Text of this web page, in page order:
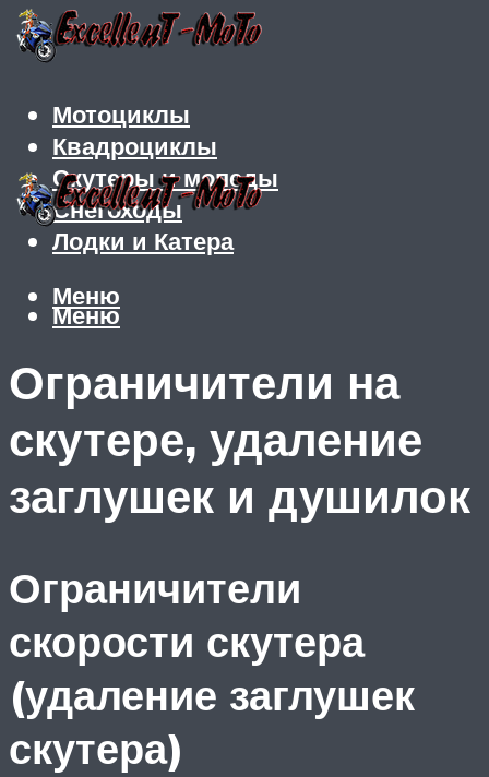
Мотоциклы
Квадроциклы
Скутеры и мопеды
Снегоходы
Лодки и Катера
Меню
Меню
Ограничители на
скутере, удаление
заглушек и душилок
Ограничители
скорости скутера
(удаление заглушек
скутера)